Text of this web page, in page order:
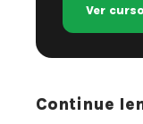
Ver
Continue